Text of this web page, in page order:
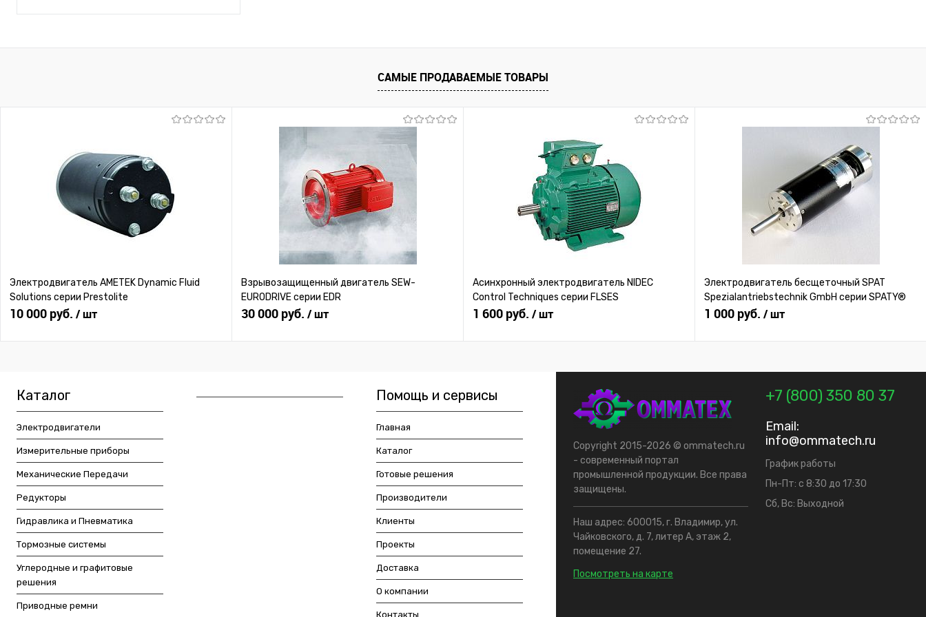
САМЫЕ ПРОДАВАЕМЫЕ ТОВАРЫ
Электродвигатель AMETEK Dynamic Fluid
Solutions серии Prestolite
10 000 руб. / шт
Взрывозащищенный двигатель SEW-
EURODRIVE серии EDR
30 000 руб. / шт
Асинхронный электродвигатель NIDEC
Control Techniques серии FLSES
1 600 руб. / шт
Электродвигатель бесщеточный SPAT
Spezialantriebstechnik GmbH серии SPATY®
1 000 руб. / шт
Каталог
Электродвигатели
Измерительные приборы
Механические Передачи
Редукторы
Гидравлика и Пневматика
Тормозные системы
Углеродные и графитовые
решения
Приводные ремни
Помощь и сервисы
Главная
Каталог
Готовые решения
Производители
Клиенты
Проекты
Доставка
О компании
Контакты
Copyright 2015-2026 © ommatech.ru
- современный портал
промышленной продукции. Все права
защищены.
Наш адрес: 600015, г. Владимир, ул.
Чайковского, д. 7, литер А, этаж 2,
помещение 27.
Посмотреть на карте
+7 (800) 350 80 37
Email:
info@ommatech.ru
График работы
Пн-Пт: с 8:30 до 17:30
Сб, Вс: Выходной